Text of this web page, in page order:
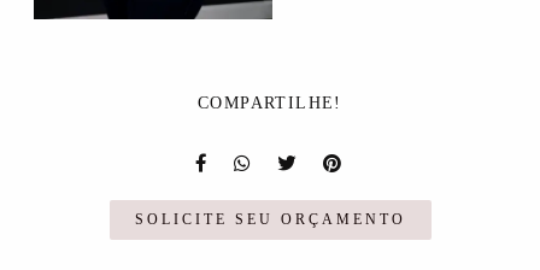
COMPARTILHE!
SOLICITE SEU ORÇAMENTO